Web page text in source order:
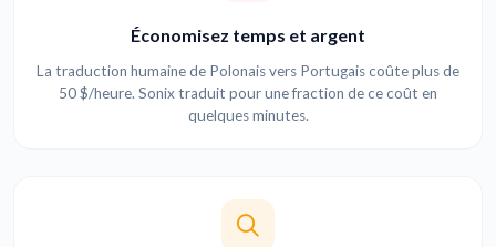
Économisez temps et argent
La traduction humaine de Polonais vers Portugais coûte plus de
50 $/heure. Sonix traduit pour une fraction de ce coût en
quelques minutes.